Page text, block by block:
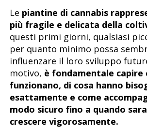
Le piantine di cannabis
più fragile e delicata della
questi primi giorni, qualsiasi
per quanto minimo possa
influenzare il loro sviluppo
motivo, è fondamentale capire
funzionano, di cosa hanno
esattamente e come
modo sicuro fino a quando
crescere vigorosamente.